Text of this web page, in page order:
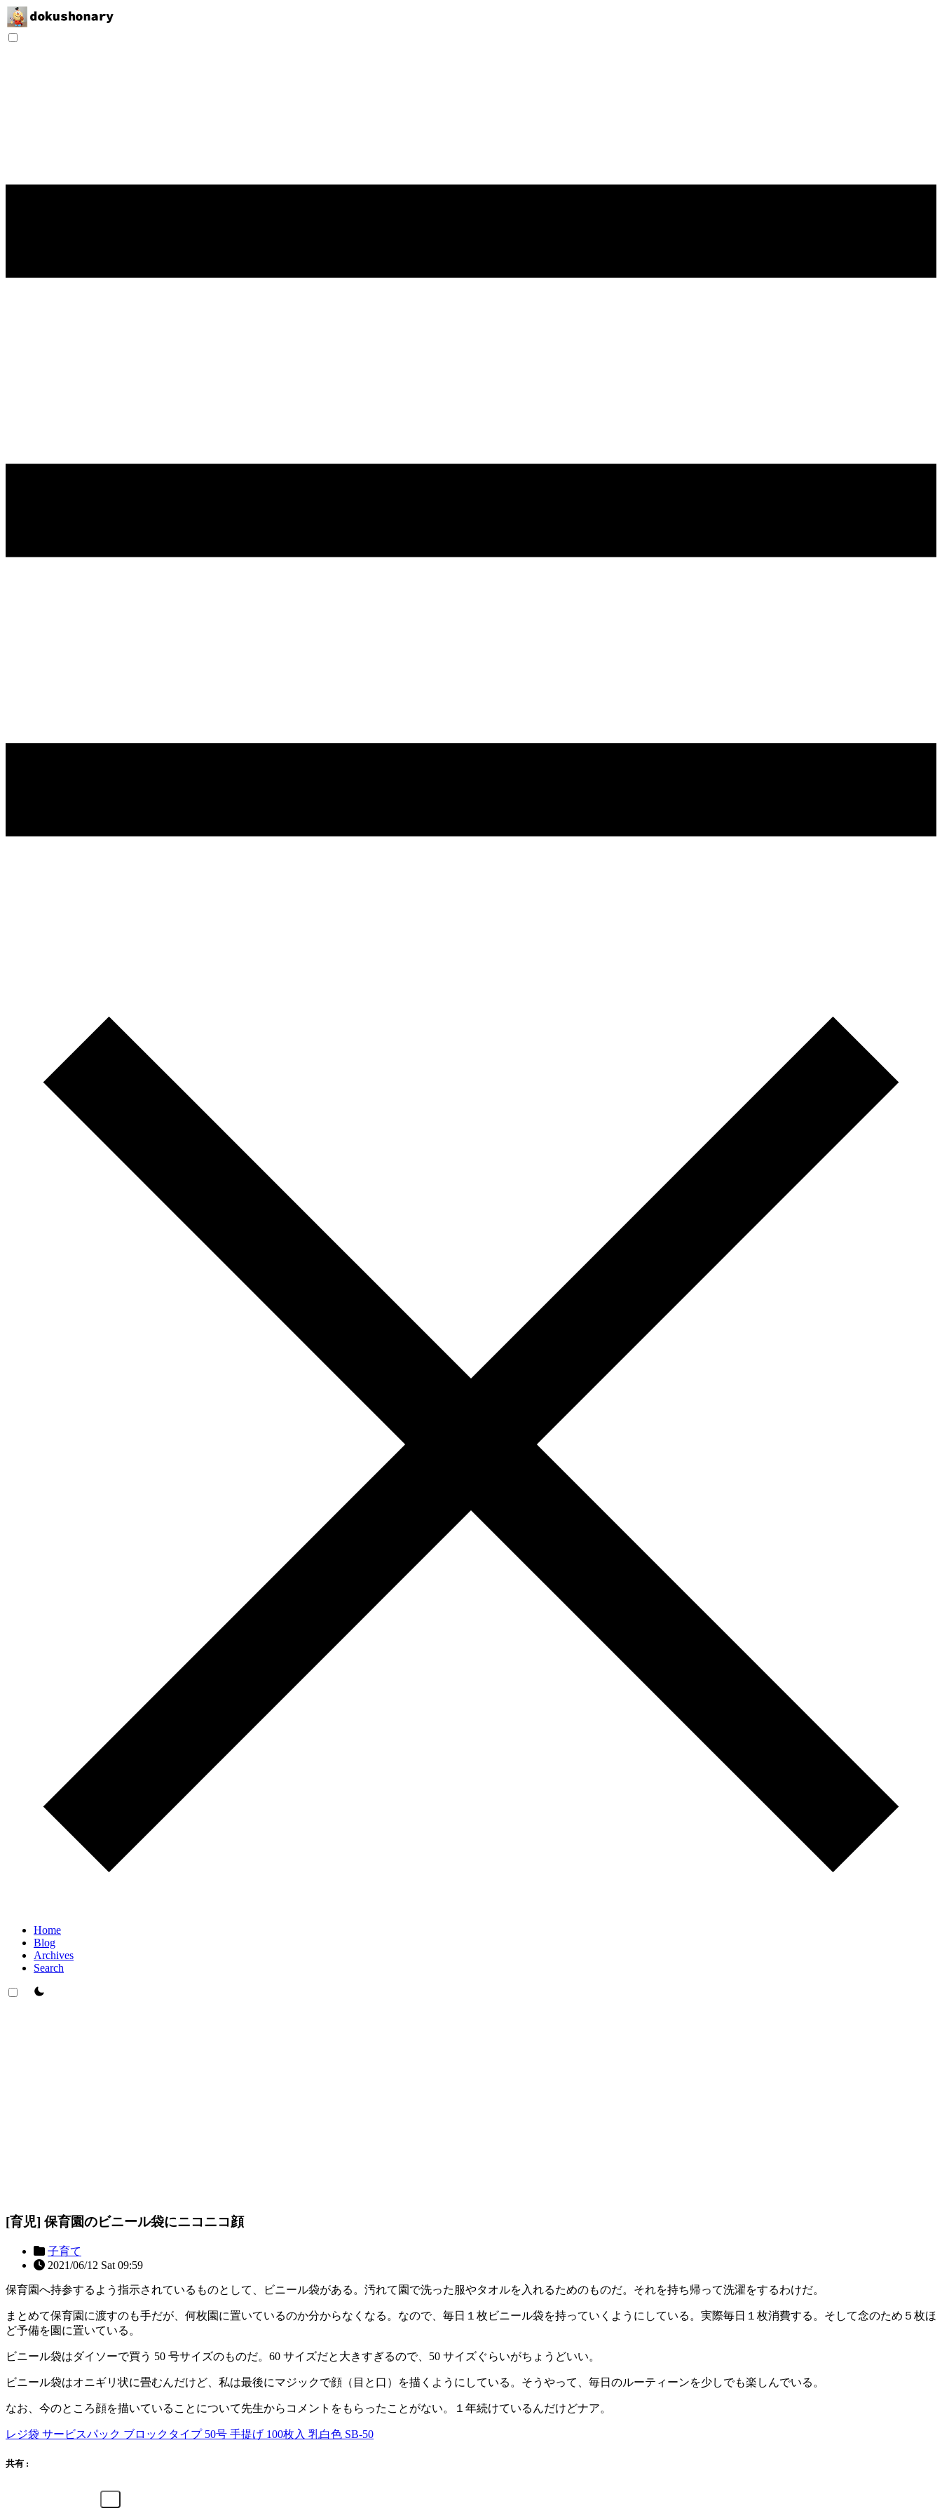
Home
Blog
Archives
Search
theme switcher
[育児] 保育園のビニール袋にニコニコ顔
子育て
2021/06/12 Sat 09:59
保育園へ持参するよう指示されているものとして、ビニール袋がある。汚れて園で洗った服やタオルを入れるためのものだ。それを持ち帰って洗濯をするわけだ。
まとめて保育園に渡すのも手だが、何枚園に置いているのか分からなくなる。なので、毎日１枚ビニール袋を持っていくようにしている。実際毎日１枚消費する。そして念のため５枚ほ
ど予備を園に置いている。
ビニール袋はダイソーで買う 50 号サイズのものだ。60 サイズだと大きすぎるので、50 サイズぐらいがちょうどいい。
ビニール袋はオニギリ状に畳むんだけど、私は最後にマジックで顔（目と口）を描くようにしている。そうやって、毎日のルーティーンを少しでも楽しんでいる。
なお、今のところ顔を描いていることについて先生からコメントをもらったことがない。１年続けているんだけどナア。
レジ袋 サービスパック ブロックタイプ 50号 手提げ 100枚入 乳白色 SB-50
共有 :